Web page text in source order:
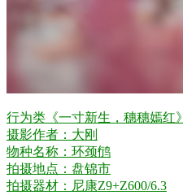
行为类《一寸新生，穗穗嫣红》
摄影作者：大刚
物种名称：环颈鸻
拍摄地点：盘锦市
拍摄器材：尼康Z9+Z600/6.3